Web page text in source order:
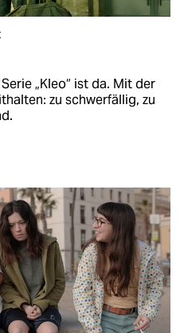
„Kleo“ ist da. Mit der
zu schwerfällig, zu